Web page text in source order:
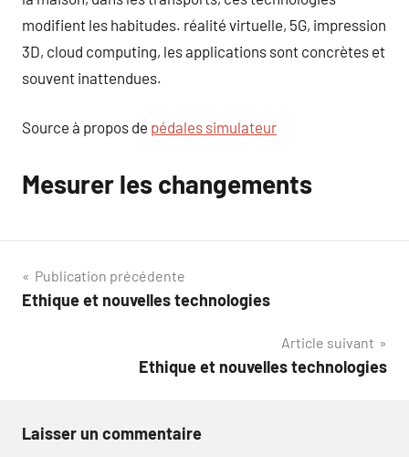
modifient les habitudes. réalité virtuelle, 5G, impression
3D, cloud computing, les applications sont concrètes et
souvent inattendues.
Source à propos de pédales simulateur
Mesurer les changements
Navigation
de
Publication précédente
Ethique et nouvelles technologies
Article suivant
Ethique et nouvelles technologies
Laisser un commentaire